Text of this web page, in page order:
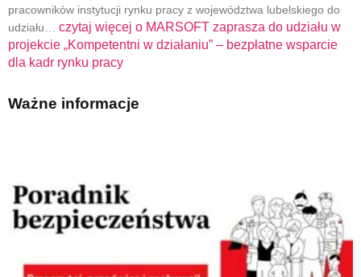
pracowników instytucji rynku pracy z województwa lubelskiego do
udziału… czytaj więcej o MARSOFT zaprasza do udziału w
projekcie „Kompetentni w działaniu” – bezpłatne wsparcie
dla kadr rynku pracy
Ważne informacje